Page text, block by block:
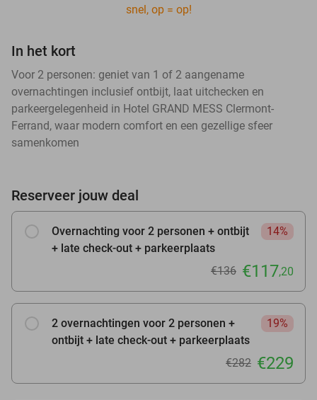
snel, op = op!
In het kort
Voor 2 personen: geniet van 1 of 2 aangename
overnachtingen inclusief ontbijt, laat uitchecken en
parkeergelegenheid in Hotel GRAND MESS Clermont-
Ferrand, waar modern comfort en een gezellige sfeer
samenkomen
Reserveer jouw deal
Overnachting voor 2 personen + ontbijt
+ late check-out + parkeerplaats
14%
€136 €117,20
2 overnachtingen voor 2 personen +
ontbijt + late check-out + parkeerplaats
19%
€282 €229